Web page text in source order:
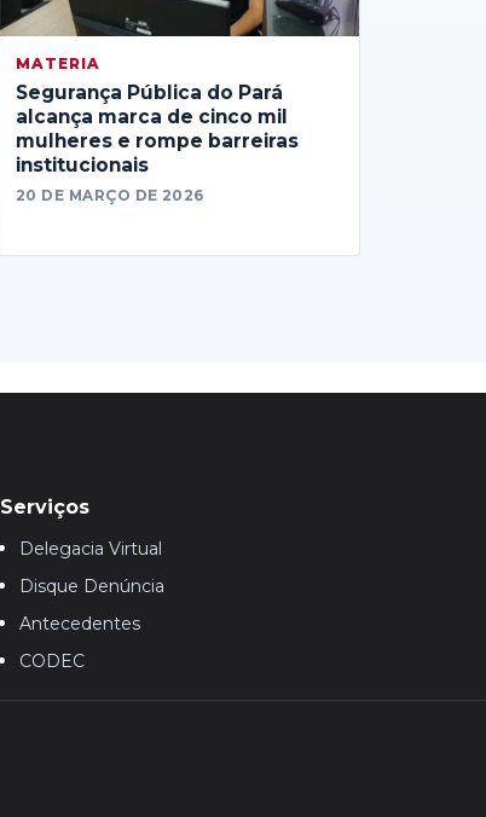
MATERIA
Segurança Pública do Pará
alcança marca de cinco mil
mulheres e rompe barreiras
institucionais
20 DE MARÇO DE 2026
Serviços
Delegacia Virtual
Disque Denúncia
Antecedentes
CODEC